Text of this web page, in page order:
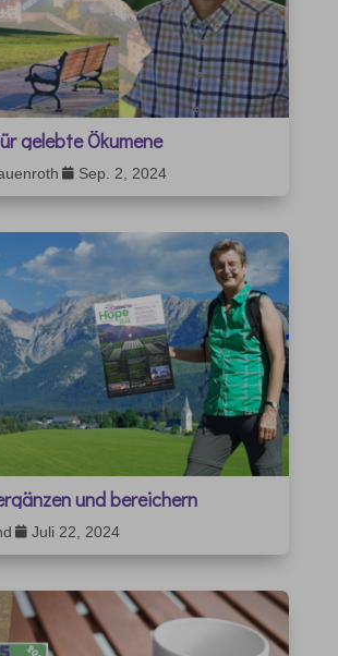
gelebte Ökumene
 Sep. 2, 2024
und bereichern
 Juli 22, 2024